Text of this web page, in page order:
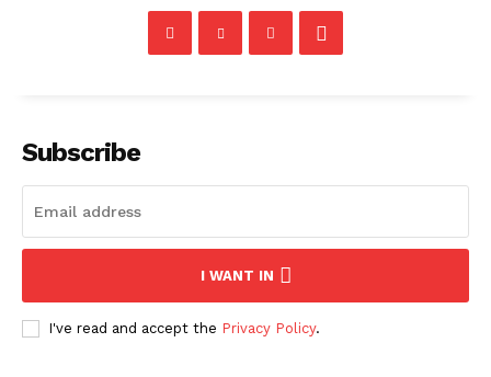
Subscribe
I WANT IN
I've read and accept the Privacy Policy.